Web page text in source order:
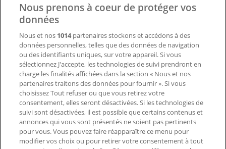
Contactez-nous
Demande marketing et professionnelle
Magasin mal situé sur la carte
Signaler un prospectus
Vous rencontrez un problème technique sur l’appli
ou le site?
Index
Nous prenons à coeur de protéger vos
données
Nous et nos 1014partenaires stockons et accédons à des
données personnelles, telles que des données de navigation
ou des identifiants uniques, sur votre appareil. Si vous
sélectionnez J'accepte, les technologies de suivi prendront en
charge les finalités affichées dans la section « Nous et nos
partenaires traitons des données pour fournir ». Si vous
choisissez Tout refuser ou que vous retirez votre
consentement, elles seront désactivées. Si les technologies de
suivi sont désactivées, il est possible que certains contenus et
annonces qui vous sont présentés ne soient pas pertinents
pour vous. Vous pouvez faire réapparaître ce menu pour
modifier vos choix ou pour retirer votre consentement à tout